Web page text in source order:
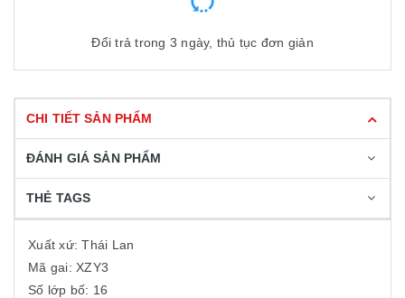
Đổi trả trong 3 ngày, thủ tục đơn giản
CHI TIẾT SẢN PHẨM
ĐÁNH GIÁ SẢN PHẨM
THẺ TAGS
Xuất xứ: Thái Lan
Mã gai: XZY3
Số lớp bố: 16